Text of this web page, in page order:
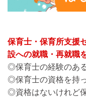
保育士・保育所支援
設への就職・再就職
◎保育士の経験のあ
◎保育士の資格を持
◎資格はないけれど